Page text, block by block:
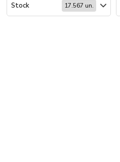
Stock 17.567 un.